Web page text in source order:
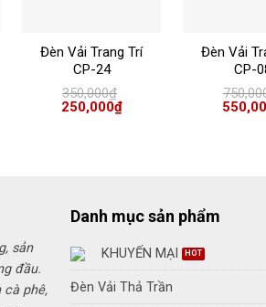
Đèn Vải Trang Trí
CP-24
350,000₫
Giá
gốc
250,000₫Giá
hiện
Đèn Vải
CP-
Giá
gốc
sản
đầu.
cà phê,
Danh mục sản phẩm
KHUYẾN MẠI
Đèn Vải Thả Trần